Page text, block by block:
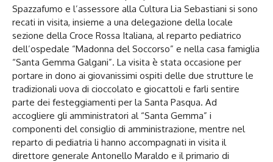
Spazzafumo e l’assessore alla Cultura Lia Sebastiani si sono
recati in visita, insieme a una delegazione della locale
sezione della Croce Rossa Italiana, al reparto pediatrico
dell’ospedale “Madonna del Soccorso” e nella casa famiglia
“Santa Gemma Galgani”. La visita è stata occasione per
portare in dono ai giovanissimi ospiti delle due strutture le
tradizionali uova di cioccolato e giocattoli e farli sentire
parte dei festeggiamenti per la Santa Pasqua. Ad
accogliere gli amministratori al “Santa Gemma” i
componenti del consiglio di amministrazione, mentre nel
reparto di pediatria li hanno accompagnati in visita il
direttore generale Antonello Maraldo e il primario di